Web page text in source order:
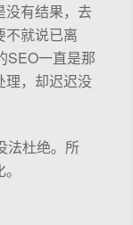
没有结果，去
不就说已离
SEO一直是那
理，却迟迟没
法杜绝。所